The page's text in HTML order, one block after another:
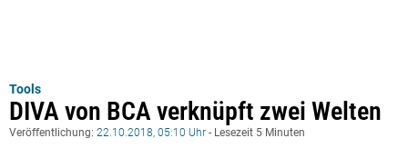
Tools
DIVA von BCA verknüpft zwei Welten
Veröffentlichung: 22.10.2018, 05:10 Uhr - Lesezeit 5 Minuten